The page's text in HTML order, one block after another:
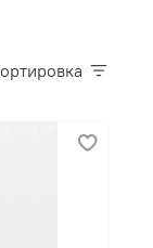
Сортировка